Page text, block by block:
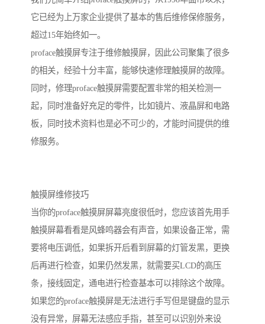
它已经为上万家企业提供了基本的售后维修保修服务，
超过15年始终如一。
proface触摸屏专注于维修触摸屏，因此公司聚集了很多
的相关，经验十分丰富，能够快速修理触摸屏的故障。
同时，修理proface触摸屏需要配置非常的相关检测一
起，同时准备好充足的零件，比如镜片、液晶屏和电路
板，同时技术资料也是必不可少的，才能时间提供的维
修服务。
触摸屏维修技巧
当你的proface触摸屏屏幕亮度很低时，您应该首先用手
触摸屏幕看看是风蜂鸣器会有声音，如果设备正常，需
要将电压调低，如果拆开后看到屏幕的灯管发黑，更换
后再进行检查，如果仍然发黑，就需要买LCD的高压
条，接线固定，通电进行检查基本可以排除这个故障。
如果您的proface触摸屏是无法进行手写但是键盘的显示
没有异常，屏幕无法感应手指，甚至可以识别外来设